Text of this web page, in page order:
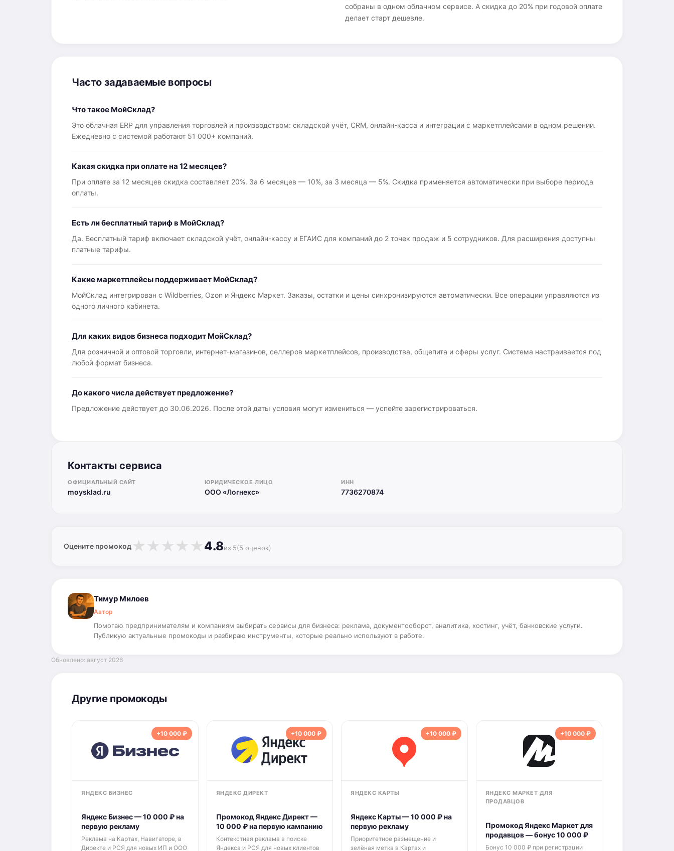
собраны в одном облачном сервисе. А скидка до 20% при годовой оплате
делает старт дешевле.
Часто задаваемые вопросы
Что такое МойСклад?
Это облачная ERP для управления торговлей и производством: складской учёт, CRM, онлайн-касса и интеграции с маркетплейсами в одном решении.
Ежедневно с системой работают 51 000+ компаний.
Какая скидка при оплате на 12 месяцев?
При оплате за 12 месяцев скидка составляет 20%. За 6 месяцев — 10%, за 3 месяца — 5%. Скидка применяется автоматически при выборе периода
оплаты.
Есть ли бесплатный тариф в МойСклад?
Да. Бесплатный тариф включает складской учёт, онлайн-кассу и ЕГАИС для компаний до 2 точек продаж и 5 сотрудников. Для расширения доступны
платные тарифы.
Какие маркетплейсы поддерживает МойСклад?
МойСклад интегрирован с Wildberries, Ozon и Яндекс Маркет. Заказы, остатки и цены синхронизируются автоматически. Все операции управляются из
одного личного кабинета.
Для каких видов бизнеса подходит МойСклад?
Для розничной и оптовой торговли, интернет-магазинов, селлеров маркетплейсов, производства, общепита и сферы услуг. Система настраивается под
любой формат бизнеса.
До какого числа действует предложение?
Предложение действует до 30.06.2026. После этой даты условия могут измениться — успейте зарегистрироваться.
Контакты сервиса
ОФИЦИАЛЬНЫЙ САЙТ
moysklad.ru
ЮРИДИЧЕСКОЕ ЛИЦО
ООО «Логнекс»
ИНН
7736270874
Оцените промокод ★
★
★
★
★ 4.8из 5(5 оценок)
Тимур Милоев
Автор
Помогаю предпринимателям и компаниям выбирать сервисы для бизнеса: реклама, документооборот, аналитика, хостинг, учёт, банковские услуги.
Публикую актуальные промокоды и разбираю инструменты, которые реально используют в работе.
Обновлено: август 2026
Другие промокоды
+10 000 ₽
ЯНДЕКС БИЗНЕС
Яндекс Бизнес — 10 000 ₽ на
первую рекламу
Реклама на Картах, Навигаторе, в
Директе и РСЯ для новых ИП и ООО
+10 000 ₽
ЯНДЕКС ДИРЕКТ
Промокод Яндекс Директ —
10 000 ₽ на первую кампанию
Контекстная реклама в поиске
Яндекса и РСЯ для новых клиентов
+10 000 ₽
ЯНДЕКС КАРТЫ
Яндекс Карты — 10 000 ₽ на
первую рекламу
Приоритетное размещение и
зелёная метка в Картах и
+10 000 ₽
ЯНДЕКС МАРКЕТ ДЛЯ
ПРОДАВЦОВ
Промокод Яндекс Маркет для
продавцов — бонус 10 000 ₽
Бонус 10 000 ₽ при регистрации